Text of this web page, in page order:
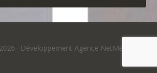
· Développement Agence NetMédia